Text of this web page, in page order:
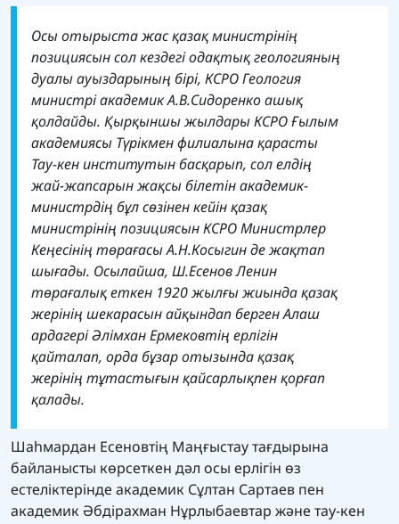
Осы отырыста жас қазақ министрінің
позициясын сол кездегі одақтық геологияның
дуалы ауыздарының бірі, КСРО Геология
министрі академик А.В.Сидоренко ашық
қолдайды. Қырқыншы жылдары КСРО Ғылым
академиясы Түрікмен филиалына қарасты
Тау-кен институтын басқарып, сол елдің
жай-жапсарын жақсы білетін академик-
министрдің бұл сөзінен кейін қазақ
министрінің позициясын КСРО Министрлер
Кеңесінің төрағасы А.Н.Косыгин де жақтап
шығады. Осылайша, Ш.Есенов Ленин
төрағалық еткен 1920 жылғы жиында қазақ
жерінің шекарасын айқындап берген Алаш
ардагері Әлімхан Ермековтің ерлігін
қайталап, орда бұзар отызында қазақ
жерінің тұтастығын қайсарлықпен қорғап
қалады.
Шаһмардан Есеновтің Маңғыстау тағдырына
байланысты көрсеткен дәл осы ерлігін өз
естеліктерінде академик Сұлтан Сартаев пен
академик Әбдірахман Нұрлыбаевтар және тау-кен